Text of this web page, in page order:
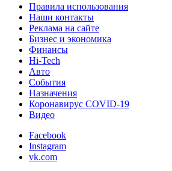
Правила использования
Наши контакты
Реклама на сайте
Бизнес и экономика
Финансы
Hi-Tech
Авто
События
Назначения
Коронавирус COVID-19
Видео
Facebook
Instagram
vk.com